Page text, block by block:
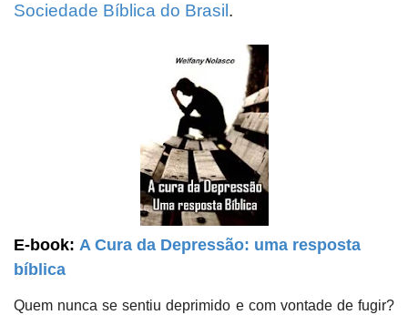
Sociedade Bíblica do Brasil .
E-book: A Cura da Depressão: uma resposta
bíblica
Quem nunca se sentiu deprimido e com vontade de fugir?